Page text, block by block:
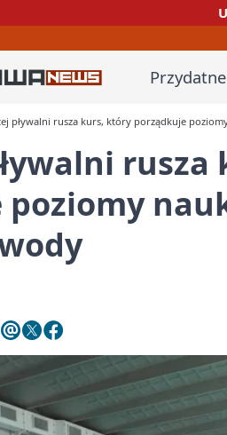
Przydatne
pływalni rusza kurs, który porządkuje
rusza